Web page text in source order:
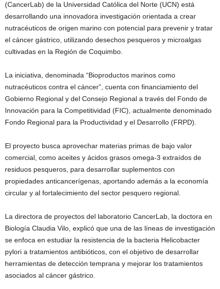
(CancerLab) de la Universidad Católica del Norte (UCN) está
desarrollando una innovadora investigación orientada a crear
nutracéuticos de origen marino con potencial para prevenir y tratar
el cáncer gástrico, utilizando desechos pesqueros y microalgas
cultivadas en la Región de Coquimbo.
La iniciativa, denominada “Bioproductos marinos como
nutracéuticos contra el cáncer”, cuenta con financiamiento del
Gobierno Regional y del Consejo Regional a través del Fondo de
Innovación para la Competitividad (FIC), actualmente denominado
Fondo Regional para la Productividad y el Desarrollo (FRPD).
El proyecto busca aprovechar materias primas de bajo valor
comercial, como aceites y ácidos grasos omega-3 extraídos de
residuos pesqueros, para desarrollar suplementos con
propiedades anticancerígenas, aportando además a la economía
circular y al fortalecimiento del sector pesquero regional.
La directora de proyectos del laboratorio CancerLab, la doctora en
Biología Claudia Vilo, explicó que una de las líneas de investigación
se enfoca en estudiar la resistencia de la bacteria Helicobacter
pylori a tratamientos antibióticos, con el objetivo de desarrollar
herramientas de detección temprana y mejorar los tratamientos
asociados al cáncer gástrico.